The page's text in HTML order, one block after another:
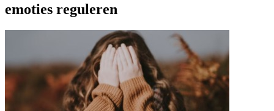
emoties reguleren